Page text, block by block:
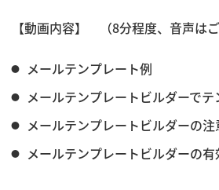
【動画内容】 （8分程度、音声はご
メールテンプレート例
メールテンプレートビルダーで
メールテンプレートビルダーの注
メールテンプレートビルダーの有